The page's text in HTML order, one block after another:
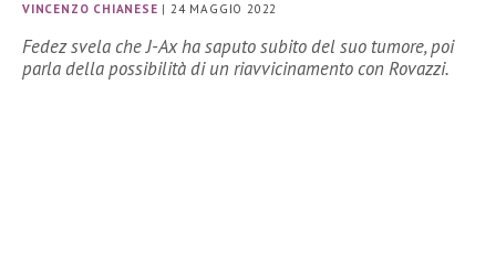
VINCENZO CHIANESE |24 MAGGIO 2022
Fedez svela che J-Ax ha saputo subito del suo tumore, poi
parla della possibilità di un riavvicinamento con Rovazzi.